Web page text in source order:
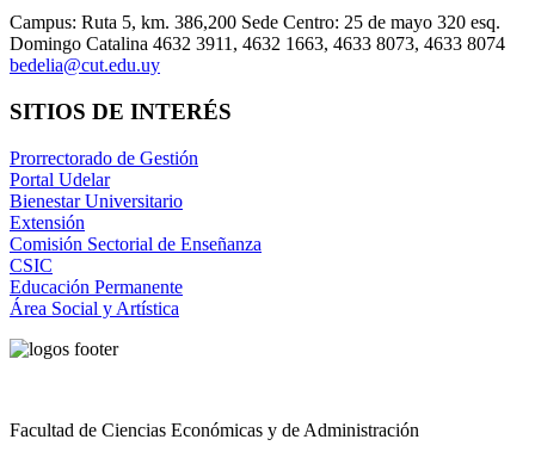
Campus: Ruta 5, km. 386,200 Sede Centro: 25 de mayo 320 esq.
Domingo Catalina 4632 3911, 4632 1663, 4633 8073, 4633 8074
bedelia@cut.edu.uy
SITIOS DE INTERÉS
Prorrectorado de Gestión
Portal Udelar
Bienestar Universitario
Extensión
Comisión Sectorial de Enseñanza
CSIC
Educación Permanente
Área Social y Artística
Facultad de Ciencias Económicas y de Administración